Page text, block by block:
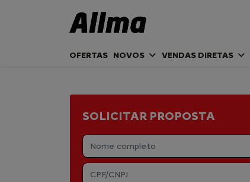
OFERTAS NOVOS VENDAS DIRETAS
SOLICITAR PROPOSTA